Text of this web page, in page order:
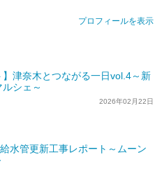
プロフィールを表示
】津奈木とつながる一日vol.4～新
シェ～
2026年02月22日
水管更新工事レポート～ムーン